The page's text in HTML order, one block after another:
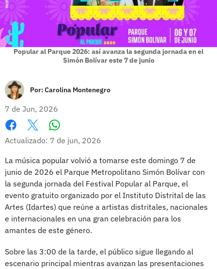
Popular al Parque 2026: así avanza la segunda jornada en el
Simón Bolívar este 7 de junio
Por:Carolina Montenegro
7 de Jun, 2026
Facebook
X
Actualizado: 7 de jun, 2026
La música popular volvió a tomarse este domingo 7 de
junio de 2026 el Parque Metropolitano Simón Bolívar con
la segunda jornada del Festival Popular al Parque, el
evento gratuito organizado por el Instituto Distrital de las
Artes (Idartes) que reúne a artistas distritales, nacionales
e internacionales en una gran celebración para los
amantes de este género.
Sobre las 3:00 de la tarde, el público sigue llegando al
escenario principal mientras avanzan las presentaciones